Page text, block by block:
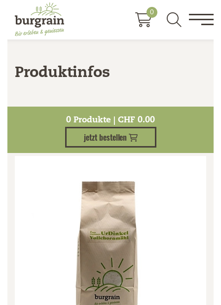
0
0 Produkte | CHF 0.00
jetzt bestellen
Produktinfos
Kategorien